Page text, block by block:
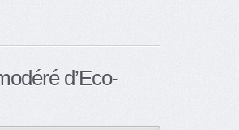
d’Eco-